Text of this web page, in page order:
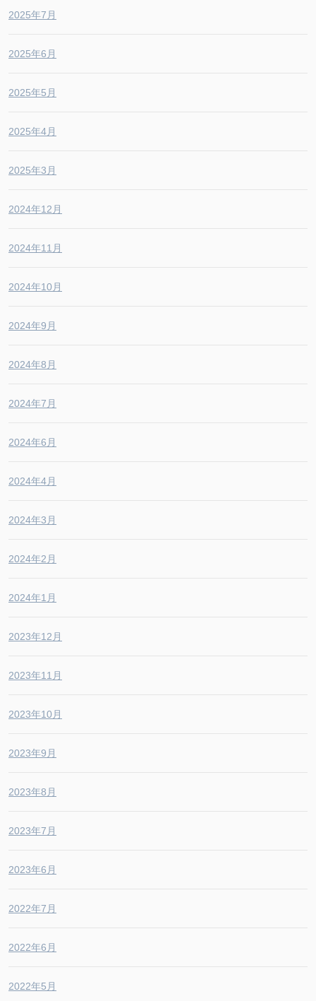
2025年7月
2025年6月
2025年5月
2025年4月
2025年3月
2024年12月
2024年11月
2024年10月
2024年9月
2024年8月
2024年7月
2024年6月
2024年4月
2024年3月
2024年2月
2024年1月
2023年12月
2023年11月
2023年10月
2023年9月
2023年8月
2023年7月
2023年6月
2022年7月
2022年6月
2022年5月